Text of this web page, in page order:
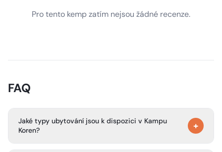
Pro tento kemp zatím nejsou žádné recenze.
FAQ
Jaké typy ubytování jsou k dispozici v Kampu
Koren?
+